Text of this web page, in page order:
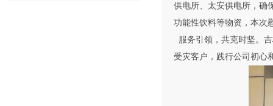
供电所、太安供电所，确
功能性饮料等物资，本次
服务引领，共克时坚。
受灾客户，践行公司初心